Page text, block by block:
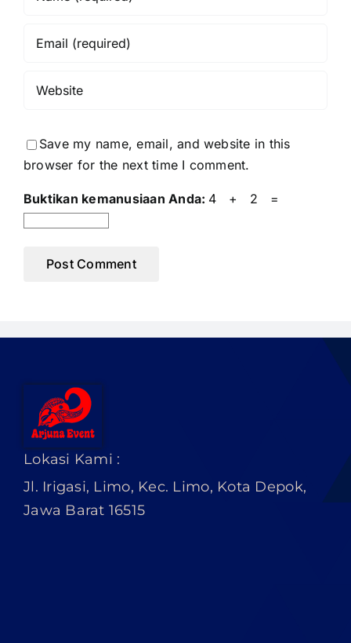
Save my name, email, and website in this
browser for the next time I comment.
Buktikan kemanusiaan Anda: 4 + 2 =
Lokasi Kami :
Jl. Irigasi, Limo, Kec. Limo, Kota Depok,
Jawa Barat 16515